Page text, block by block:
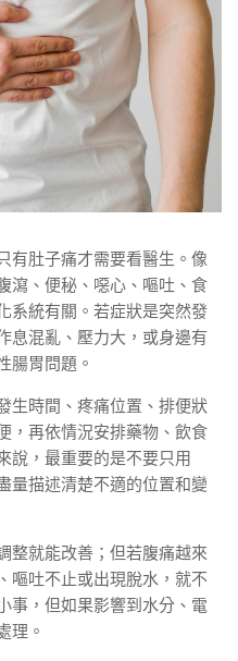
有肚子痛才需要看醫生。像
瀉、便秘、噁心、嘔吐、食
系統有關。若症狀是突然發
息混亂、壓力大，或身邊有
腸胃問題。
生時間、疼痛位置、排便狀
，再依情況安排藥物、飲食
說，最重要的是不要只用
量描述清楚不適的位置和變
整就能改善；但若腹痛越來
嘔吐不止或出現脫水，就不
事，但如果影響到水分、電
理。